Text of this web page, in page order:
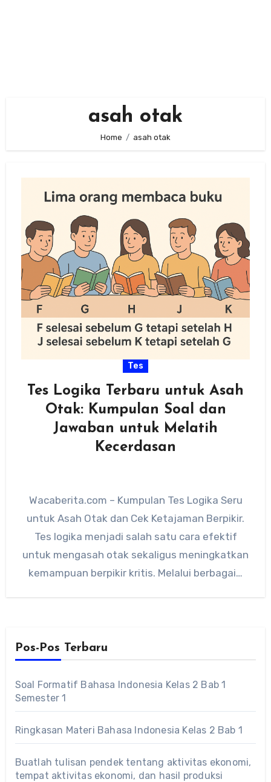
asah otak
Home asah otak
Tes
Tes Logika Terbaru untuk Asah
Otak: Kumpulan Soal dan
Jawaban untuk Melatih
Kecerdasan
Wacaberita.com – Kumpulan Tes Logika Seru
untuk Asah Otak dan Cek Ketajaman Berpikir.
Tes logika menjadi salah satu cara efektif
untuk mengasah otak sekaligus meningkatkan
kemampuan berpikir kritis. Melalui berbagai…
Pos-Pos Terbaru
Soal Formatif Bahasa Indonesia Kelas 2 Bab 1
Semester 1
Ringkasan Materi Bahasa Indonesia Kelas 2 Bab 1
Buatlah tulisan pendek tentang aktivitas ekonomi,
tempat aktivitas ekonomi, dan hasil produksi